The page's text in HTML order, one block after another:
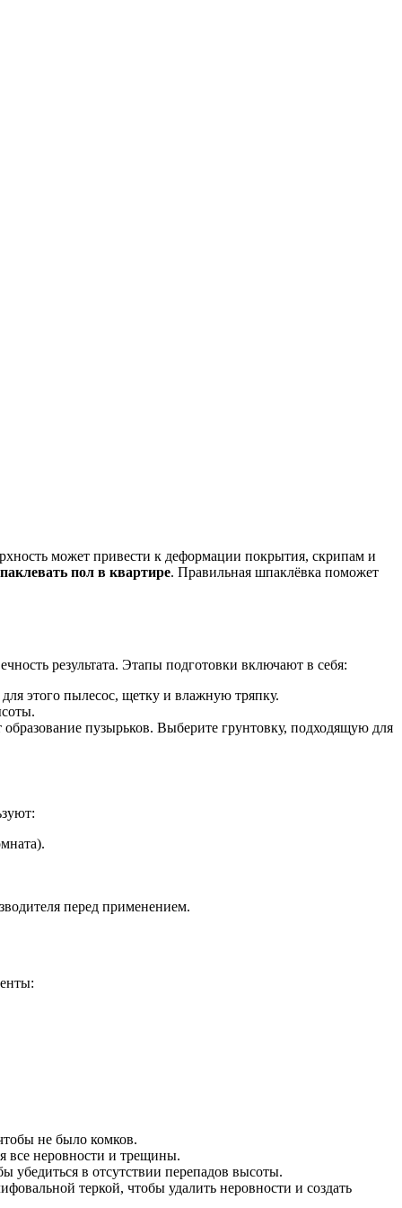
может привести к деформации покрытия, скрипам и
пол в квартире. Правильная шпаклёвка поможет
результата. Этапы подготовки включают в себя:
этого пылесос, щетку и влажную тряпку.
пузырьков. Выберите грунтовку, подходящую для
перед применением.
не было комков.
все неровности и трещины.
убедиться в отсутствии перепадов высоты.
теркой, чтобы удалить неровности и создать